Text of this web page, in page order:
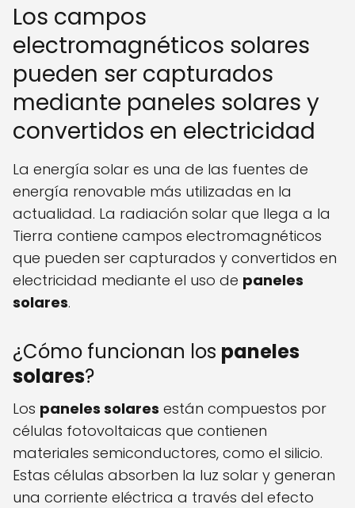
Los campos
electromagnéticos solares
pueden ser capturados
mediante paneles solares y
convertidos en electricidad
La energía solar es una de las fuentes de
energía renovable más utilizadas en la
actualidad. La radiación solar que llega a la
Tierra contiene campos electromagnéticos
que pueden ser capturados y convertidos en
electricidad mediante el uso de paneles
solares.
¿Cómo funcionan los paneles
solares?
Los paneles solares están compuestos por
células fotovoltaicas que contienen
materiales semiconductores, como el silicio.
Estas células absorben la luz solar y generan
una corriente eléctrica a través del efecto